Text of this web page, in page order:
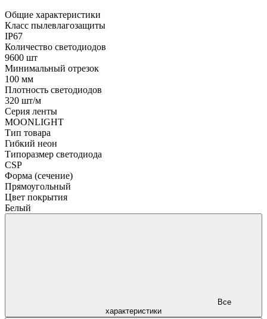
Общие характеристики
Класс пылевлагозащиты
IP67
Количество светодиодов
9600 шт
Минимальный отрезок
100 мм
Плотность светодиодов
320 шт/м
Серия ленты
MOONLIGHT
Тип товара
Гибкий неон
Типоразмер светодиода
CSP
Форма (сечение)
Прямоугольный
Цвет покрытия
Белый
характеристики